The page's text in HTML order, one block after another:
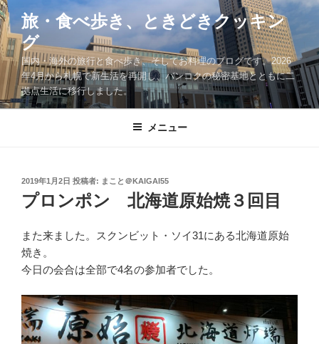
コ
ン
テ
ン
ツ
へ
ス
旅・食べ歩き、ときどきクッキン
グ
国内・海外の旅行と食べ歩き、そしてお料理のブログです。2026
年4月から札幌で新生活を再開し、バンコクの秘密基地とともに二
拠点生活に移行しました。
メニュー
投
稿
日:
2019年1月2日 投稿者: まこと＠KAIGAI55
プロンポン 北海道原始焼３回目
また来ました。スクンビット・ソイ31にある北海道原始
焼き。
今日の会合は全部で4名の参加者でした。